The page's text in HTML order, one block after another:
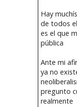
Hay
de todos
es el que
pública
Ante mi
ya no
pregunto
realmente